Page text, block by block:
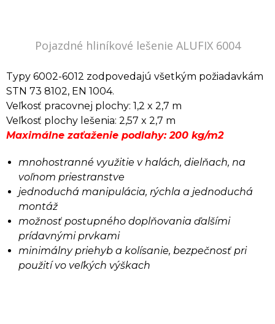
Pojazdné hliníkové lešenie ALUFIX 6004
Typy 6002-6012 zodpovedajú všetkým požiadavkám
STN 73 8102, EN 1004.
Veľkosť pracovnej plochy: 1,2 x 2,7 m
Veľkosť plochy lešenia: 2,57 x 2,7 m
Maximálne zaťaženie podlahy: 200 kg/m2
mnohostranné využitie v halách, dielňach, na
voľnom priestranstve
jednoduchá manipulácia, rýchla a jednoduchá
montáž
možnosť postupného doplňovania ďalšími
prídavnými prvkami
minimálny priehyb a kolísanie, bezpečnosť pri
použití vo veľkých výškach